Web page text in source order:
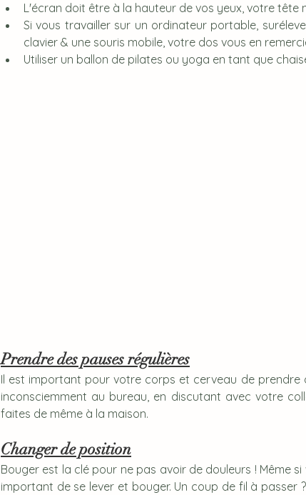
L'écran doit être à la hauteur de vos yeux, votre tête
Si vous travailler sur un ordinateur portable,
clavier & une souris mobile, votre dos vous en
Utiliser un ballon de pilates ou yoga en tant que
Prendre des pauses régulières
Il est important pour votre corps et cerveau de prendre
inconsciemment au bureau, en discutant avec votre
faites de même à la maison.
Changer de position
Bouger est la clé pour ne pas avoir de douleurs ! Même
important de se lever et bouger. Un coup de fil à passer